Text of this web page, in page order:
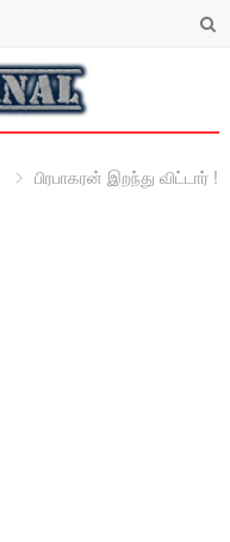
பிரபாகரன் இறந்து விட்டார் !